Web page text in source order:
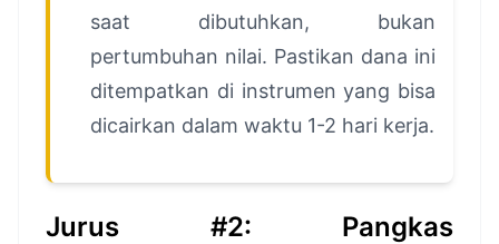
saat dibutuhkan, bukan
pertumbuhan nilai. Pastikan dana ini
ditempatkan di instrumen yang bisa
dicairkan dalam waktu 1-2 hari kerja.
Jurus #2: Pangkas